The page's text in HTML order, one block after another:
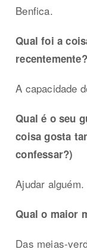
Benfica.
Qual foi a
recentemente?
A capacidade
Qual é o seu
coisa gosta
confessar?)
Ajudar alguém.
Qual o maior
Das meias-